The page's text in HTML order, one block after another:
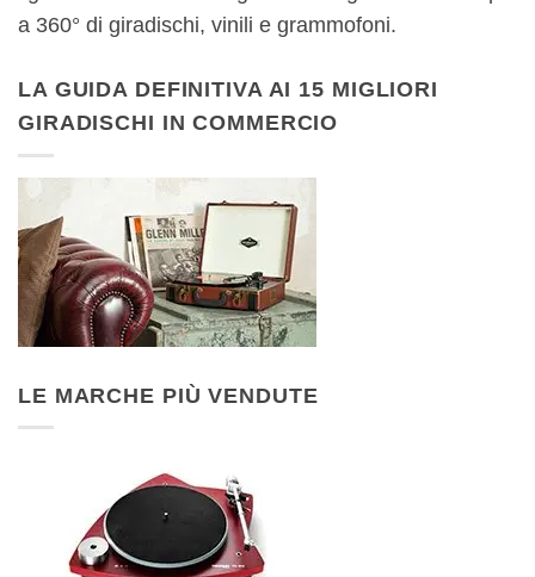
a 360° di giradischi, vinili e grammofoni.
LA GUIDA DEFINITIVA AI 15 MIGLIORI
GIRADISCHI IN COMMERCIO
LE MARCHE PIÙ VENDUTE